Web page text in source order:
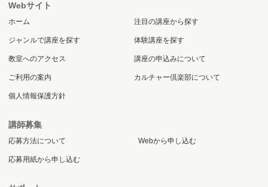
Webサイト
ホーム 注目の講座から探す
ジャンルで講座を探す 体験講座を探す
教室へのアクセス 講座の申込みについて
ご利用の案内 カルチャー倶楽部について
個人情報保護方針
講師募集
応募方法について Webから申し込む
応募用紙から申し込む